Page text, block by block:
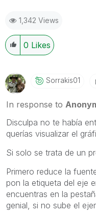
1,342 Views
0 Likes
Sorrakis01
In response to
Disculpa no te había
querías visualizar el
Si solo se trata de un
Primero reduce la
pon la etiqueta del eje
encuentras en la
genial, si no sube el